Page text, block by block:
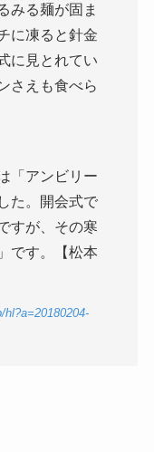
みる麺が固ま
に凍ると針金
に見とれてい
さえも食べら
「アンビリー
た。開会式で
すが、その寒
です。【松本